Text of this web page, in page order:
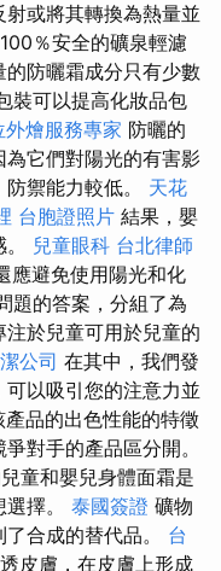
或將其轉換為熱量並
％安全的礦泉輕濾
防曬霜成分只有少數
裝可以提高化妝品包
外燴服務專家 防曬的
它們對陽光的有害影
禦能力較低。 天花
台胞證照片 結果，嬰
兒童眼科 台北律師
應避免使用陽光和化
題的答案，分組了為
於兒童可用於兒童的
公司 在其中，我們發
以吸引您的注意力並
產品的出色性能的特徵
對手的產品區分開。
童和嬰兒身體面霜是
擇。 泰國簽證 礦物
合成的替代品。 台
皮膚，在皮膚上形成